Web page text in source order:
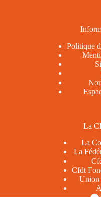
Politique
La
La
La
Cfdt
Union